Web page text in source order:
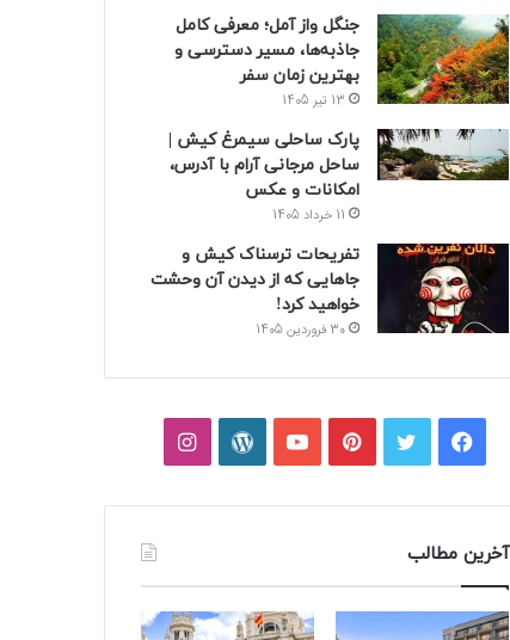
جنگل واز آمل؛ معرفی کامل
جاذبه‌ها، مسیر دسترسی و
بهترین زمان سفر
13 تیر 1405
پارک ساحلی سیمرغ کیش |
ساحل مرجانی آرام با آدرس،
امکانات و عکس
11 خرداد 1405
تفریحات ترسناک کیش و
جاهایی که از دیدن آن وحشت
خواهید کرد!
30 فروردین 1405
فیسبوکتوییترپینتریستیوتیوبوردپرساینستاگرام
آخرین مطالب